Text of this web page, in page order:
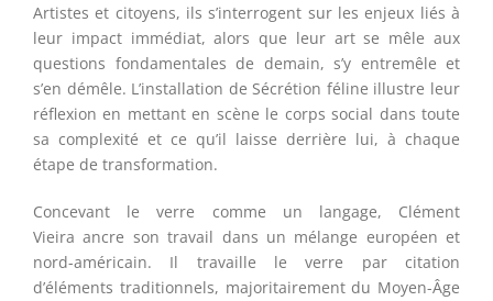
Artistes et citoyens, ils s’interrogent sur les enjeux liés à
leur impact immédiat, alors que leur art se mêle aux
questions fondamentales de demain, s’y entremêle et
s’en démêle. L’installation de Sécrétion féline illustre leur
réflexion en mettant en scène le corps social dans toute
sa complexité et ce qu’il laisse derrière lui, à chaque
étape de transformation.
Concevant le verre comme un langage, Clément
Vieira ancre son travail dans un mélange européen et
nord-américain. Il travaille le verre par citation
d’éléments traditionnels, majoritairement du Moyen-Âge